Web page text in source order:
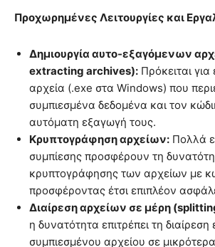
Προχωρημένες Λειτουργίες και
Δημιουργία αυτο-εξαγόμενων
extracting archives): Πρόκειται για
αρχεία (.exe στα Windows) που
συμπιεσμένα δεδομένα και τον
αυτόματη εξαγωγή τους.
Κρυπτογράφηση αρχείων: Πολλά
συμπίεσης προσφέρουν τη
κρυπτογράφησης των αρχείων με
προσφέροντας έτσι επιπλέον
Διαίρεση αρχείων σε μέρη
η δυνατότητα επιτρέπει τη
συμπιεσμένου αρχείου σε